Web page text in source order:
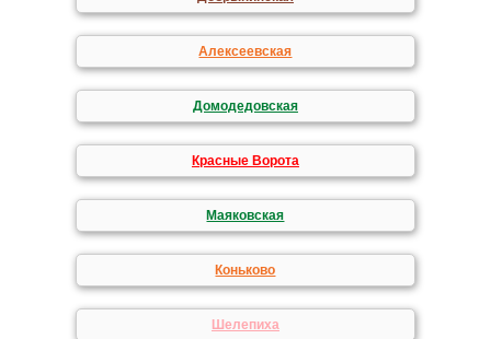
Алексеевская
Домодедовская
Красные Ворота
Маяковская
Коньково
Шелепиха